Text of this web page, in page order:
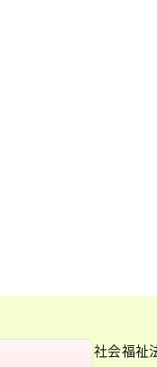
社会福祉